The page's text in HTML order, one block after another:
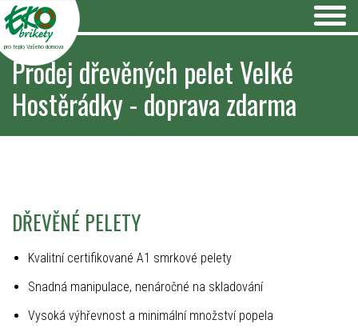
pro teplo Vašeho domova
Prodej dřevěných pelet Velké
Hostěrádky - doprava zdarma
DŘEVĚNÉ PELETY
Kvalitní certifikované A1 smrkové pelety
Snadná manipulace, nenáročné na skladování
Vysoká výhřevnost a minimální množství popela